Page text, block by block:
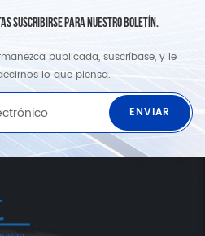
SUSCRIBIRSE PARA NUESTRO BOLETÍN.
publicada, suscríbase, y le
lo que piensa.